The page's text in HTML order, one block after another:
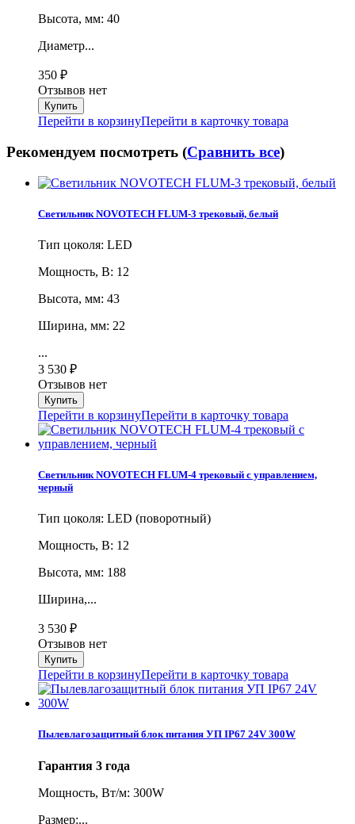
Высота, мм: 40
Диаметр...
350 ₽
Отзывов нет
Перейти в корзинуПерейти в карточку товара
Рекомендуем посмотреть (Сравнить все)
Светильник NOVOTECH FLUM-3 трековый, белый
Тип цоколя: LED
Мощность, В: 12
Высота, мм: 43
Ширина, мм: 22
...
3 530 ₽
Отзывов нет
Перейти в корзинуПерейти в карточку товара
Светильник NOVOTECH FLUM-4 трековый с управлением,
черный
Тип цоколя: LED (поворотный)
Мощность, В: 12
Высота, мм: 188
Ширина,...
3 530 ₽
Отзывов нет
Перейти в корзинуПерейти в карточку товара
Пылевлагозащитный блок питания УП IP67 24V 300W
Гарантия 3 года
Мощность, Вт/м: 300W
Размер:...